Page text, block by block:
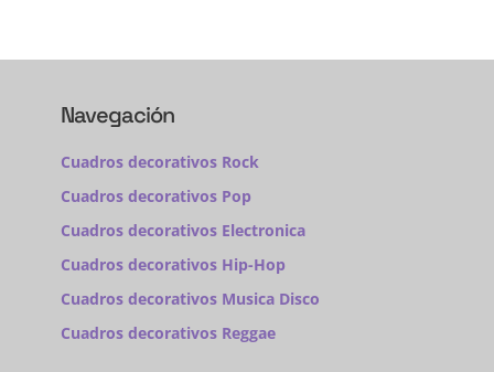
Navegación
Cuadros decorativos Rock
Cuadros decorativos Pop
Cuadros decorativos Electronica
Cuadros decorativos Hip-Hop
Cuadros decorativos Musica Disco
Cuadros decorativos Reggae